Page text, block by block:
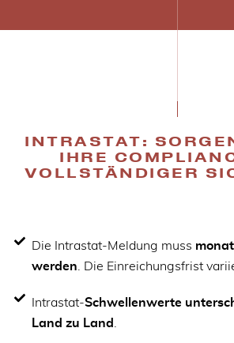
INTRASTAT:
IHRE
VOLLSTÄNDIGER
Die Intrastat-Meldung muss
werden. Die Einreichungsfrist
Intrastat-Schwellenwerte
Land zu Land .